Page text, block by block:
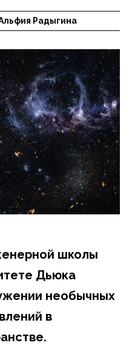
Радыгина
школы
Дьюка
необычных
в